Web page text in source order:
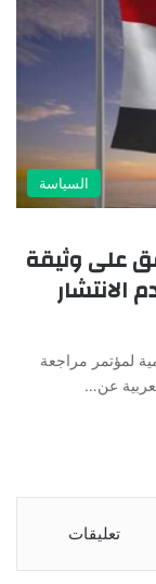
السياسة
على وثيقة
الانتشار
لمؤتمر مراجعة
عن…
تعليقات